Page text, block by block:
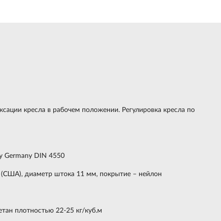
кресла в рабочем положении. Регулировка кресла по
Germany DIN 4550
(США), диаметр штока 11 мм, покрытие – нейлон
плотностью 22-25 кг/куб.м